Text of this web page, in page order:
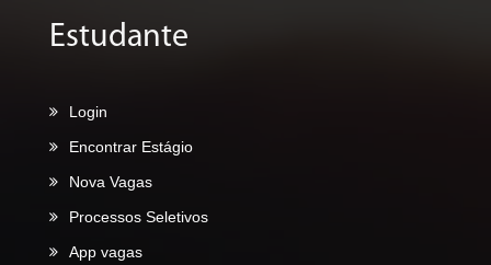
Estudante
Login
Encontrar Estágio
Nova Vagas
Processos Seletivos
App vagas